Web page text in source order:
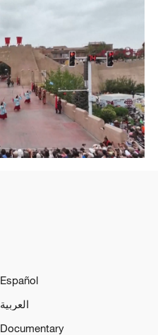
Español
العربية
Documentary